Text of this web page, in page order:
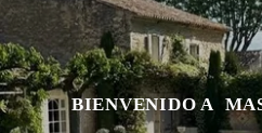
BIENVENIDO A